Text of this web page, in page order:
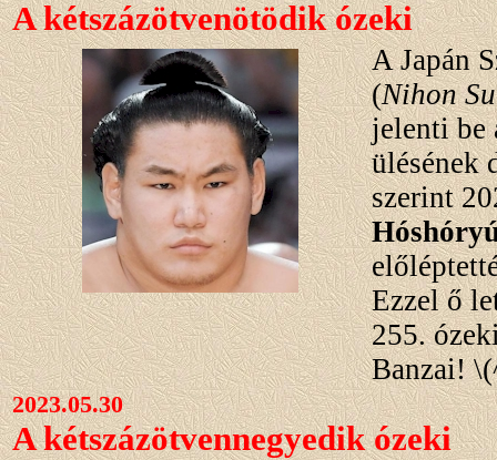
A kétszázötvenötödik ózeki
A Japán
(Nihon
jelenti be
ülésének
szerint
Ezzel ő
255.
Banzai!
2023.05.30
A kétszázötvennegyedik ózeki